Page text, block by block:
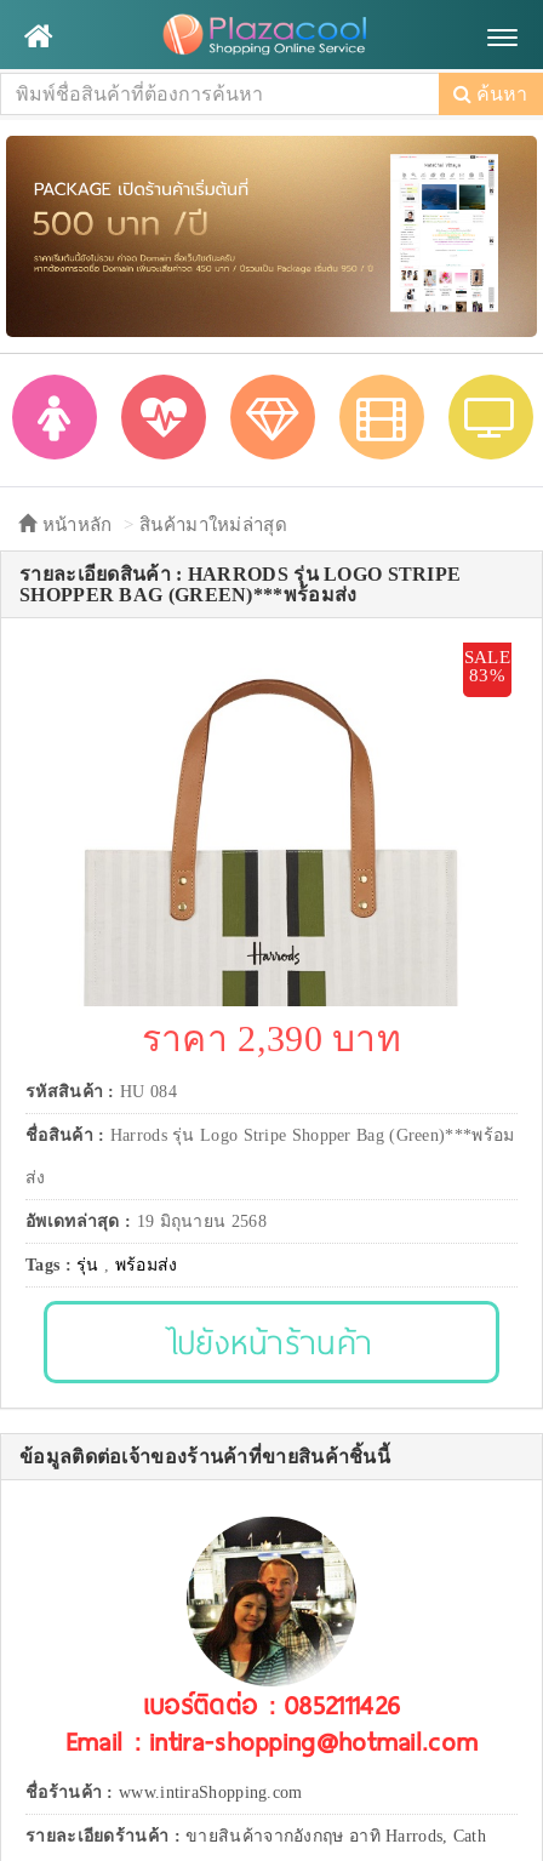
ค้นหา
หน้าหลัก สินค้ามาใหม่ล่าสุด
รายละเอียดสินค้า : HARRODS รุ่น LOGO STRIPE
SHOPPER BAG (GREEN)***พร้อมส่ง
SALE
83%
ราคา 2,390 บาท
รหัสสินค้า : HU 084
ชื่อสินค้า : Harrods รุ่น Logo Stripe Shopper Bag (Green)***พร้อม
ส่ง
อัพเดทล่าสุด : 19 มิถุนายน 2568
Tags :รุ่น , พร้อมส่ง
ไปยังหน้าร้านค้า
ข้อมูลติดต่อเจ้าของร้านค้าที่ขายสินค้าชิ้นนี้
เบอร์ติดต่อ : 0852111426
Email : intira-shopping@hotmail.com
ชื่อร้านค้า : www.intiraShopping.com
รายละเอียดร้านค้า :ขายสินค้าจากอังกฤษ อาทิ Harrods, Cath